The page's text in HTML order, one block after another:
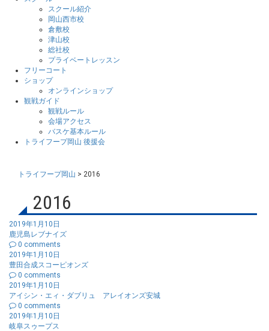
スクール紹介
岡山西市校
倉敷校
津山校
総社校
プライベートレッスン
フリーコート
ショップ
オンラインショップ
観戦ガイド
観戦ルール
会場アクセス
バスケ基本ルール
トライフープ岡山 後援会
トライフープ岡山 > 2016
2016
2019年1月10日
鹿児島レブナイズ
0 comments
2019年1月10日
豊田合成スコーピオンズ
0 comments
2019年1月10日
アイシン・エィ・ダブリュ アレイオンズ安城
0 comments
2019年1月10日
岐阜スゥープス